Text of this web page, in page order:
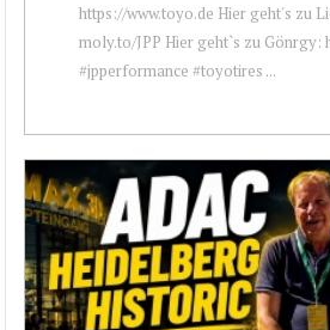
https://www.toyo.de Hier geht's zu
moly.to/JPP Hier geht`s zu Gönrgy:
#jpperformance #toyotires ...